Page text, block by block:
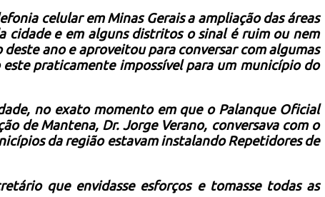
celular em Minas Gerais a ampliação das áreas
cidade e em alguns distritos o sinal é ruim ou nem
ano e aproveitou para conversar com algumas
praticamente impossível para um município do
no exato momento em que o Palanque Oficial
de Mantena, Dr. Jorge Verano, conversava com o
da região estavam instalando Repetidores de
que envidasse esforços e tomasse todas as